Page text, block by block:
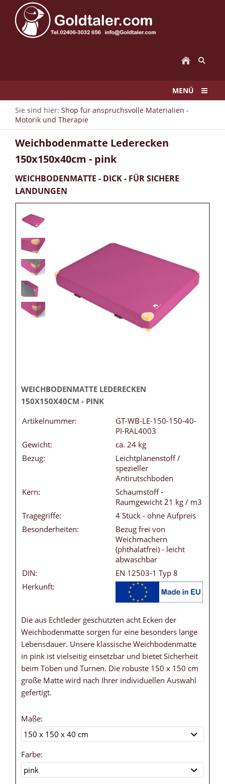
MENÜ
Sie sind hier: Shop für anspruchsvolle Materialien -
Motorik und Therapie
Weichbodenmatte Lederecken
150x150x40cm - pink
WEICHBODENMATTE - DICK - FÜR SICHERE
LANDUNGEN
WEICHBODENMATTE LEDERECKEN
150X150X40CM - PINK
Artikelnummer:
GT-WB-LE-150-150-40-
PI-RAL4003
Gewicht:
ca. 24 kg
Bezug:
Leichtplanenstoff /
spezieller
Antirutschboden
Kern:
Schaumstoff -
Raumgewicht 21 kg / m3
Tragegriffe:
4 Stück - ohne Aufpreis
Besonderheiten:
Bezug frei von
Weichmachern
(phthalatfrei) - leicht
abwaschbar
DIN:
EN 12503-1 Typ 8
Herkunft:
Die aus Echtleder geschützten acht Ecken der
Weichbodenmatte sorgen für eine besonders lange
Lebensdauer. Unsere klassische Weichbodenmatte
in pink ist vielseitig einsetzbar und bietet Sicherheit
beim Toben und Turnen. Die robuste 150 x 150 cm
große Matte wird nach Ihrer individuellen Auswahl
gefertigt.
Maße:
Farbe: